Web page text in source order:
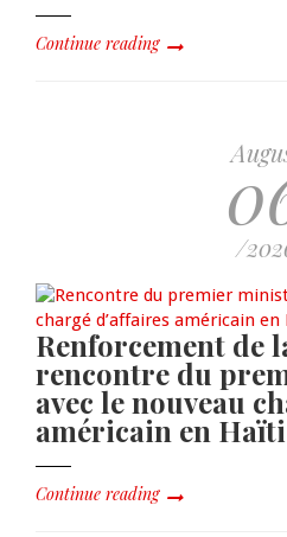
Continue reading
/
Renforcement de
rencontre du
avec le nouveau
américain en Haïti
Continue reading